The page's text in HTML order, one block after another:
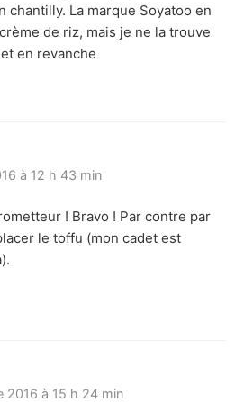
chantilly. La marque Soyatoo en
de riz, mais je ne la trouve
en revanche
à 12 h 43 min
! Bravo ! Par contre par
le toffu (mon cadet est
2016 à 15 h 24 min